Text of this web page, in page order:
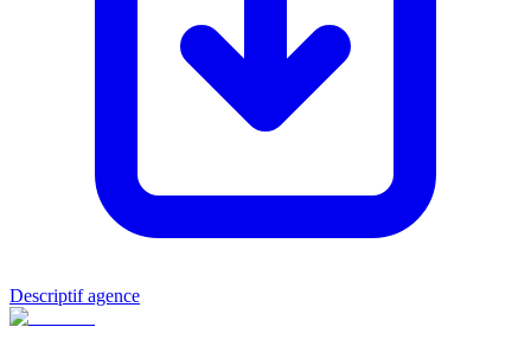
Descriptif agence